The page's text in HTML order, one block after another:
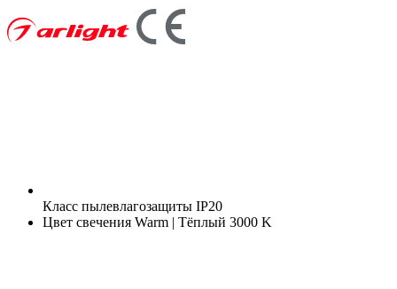
Класс пылевлагозащиты IP20
Цвет свечения Warm | Тёплый 3000 K